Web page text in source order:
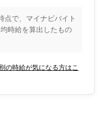
点で、マイナビバイト
時給を算出したもの
の時給が気になる方はこ